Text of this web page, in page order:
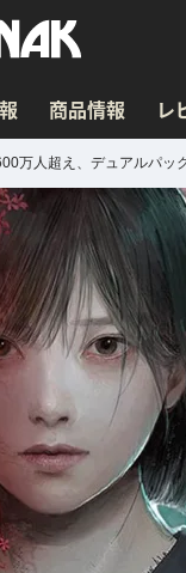
商品情報 レ
万人超え、デュアルパッ